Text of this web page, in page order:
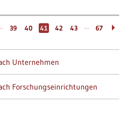
39 40 41 42 43 … 67
Unternehmen
Forschungseinrichtungen